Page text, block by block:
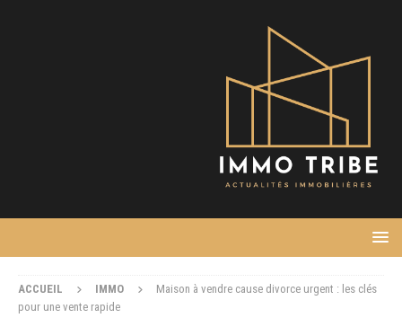
ACCUEIL IMMO
Maison à vendre cause divorce urgent : les clés
pour une vente rapide